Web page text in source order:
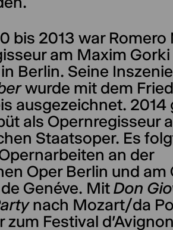
bis 2013 war Romero
am Maxim Gorki
Berlin. Seine
wurde mit dem
ausgezeichnet. 2014
als Opernregisseur
Staatsoper. Es
an der
Oper Berlin und am
Genéve. MitDon
nach Mozart/da
zum Festival d'Avignon